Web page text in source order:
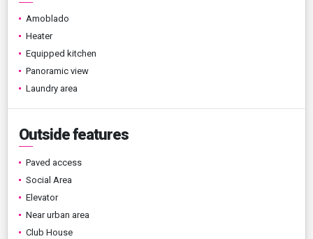
Amoblado
Heater
Equipped kitchen
Panoramic view
Laundry area
Outside features
Paved access
Social Area
Elevator
Near urban area
Club House